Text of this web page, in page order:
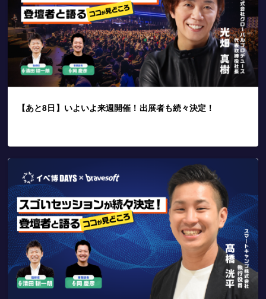
【あと8日】いよいよ来週開催！出展者も続々決定！